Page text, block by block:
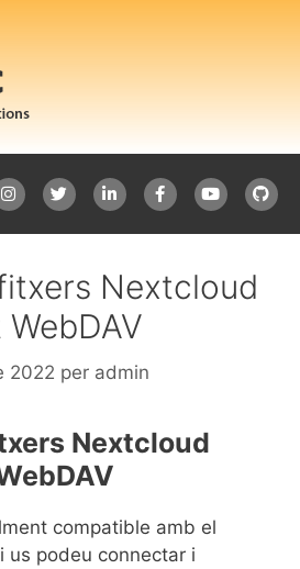
Nextcloud
2022 per admin
Nextcloud
compatible amb el
us podeu connectar i